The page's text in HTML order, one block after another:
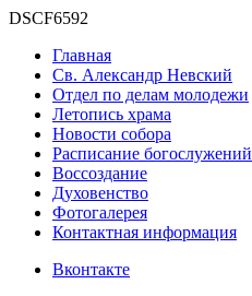
DSCF6592
Главная
Св. Александр Невский
Отдел по делам молодежи
Летопись храма
Новости собора
Расписание богослужений
Воссоздание
Духовенство
Фотогалерея
Контактная информация
Вконтакте